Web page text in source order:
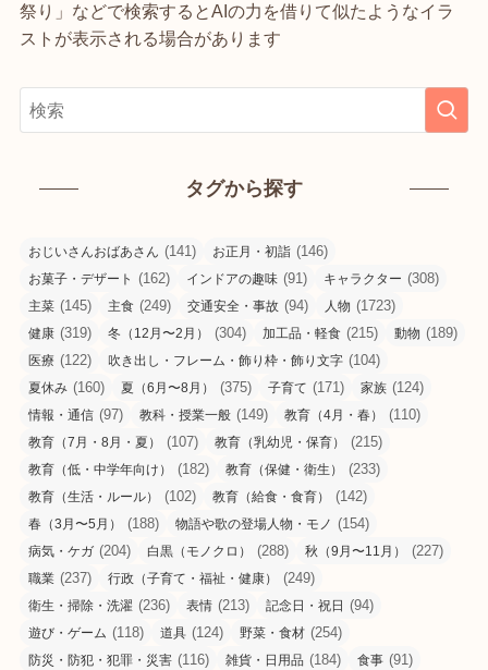
祭り」などで検索するとAIの力を借りて似たようなイラ
ストが表示される場合があります
タグから探す
おじいさんおばあさん (141) お正月・初詣 (146)
お菓子・デザート (162) インドアの趣味 (91) キャラクター (308)
主菜 (145) 主食 (249) 交通安全・事故 (94) 人物 (1723)
健康 (319) 冬（12月〜2月） (304) 加工品・軽食 (215) 動物 (189)
医療 (122) 吹き出し・フレーム・飾り枠・飾り文字 (104)
夏休み (160) 夏（6月〜8月） (375) 子育て (171) 家族 (124)
情報・通信 (97) 教科・授業一般 (149) 教育（4月・春） (110)
教育（7月・8月・夏） (107) 教育（乳幼児・保育） (215)
教育（低・中学年向け） (182) 教育（保健・衛生） (233)
教育（生活・ルール） (102) 教育（給食・食育） (142)
春（3月〜5月） (188) 物語や歌の登場人物・モノ (154)
病気・ケガ (204) 白黒（モノクロ） (288) 秋（9月〜11月） (227)
職業 (237) 行政（子育て・福祉・健康） (249)
衛生・掃除・洗濯 (236) 表情 (213) 記念日・祝日 (94)
遊び・ゲーム (118) 道具 (124) 野菜・食材 (254)
防災・防犯・犯罪・災害 (116) 雑貨・日用品 (184) 食事 (91)